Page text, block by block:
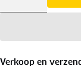
Verkoop en